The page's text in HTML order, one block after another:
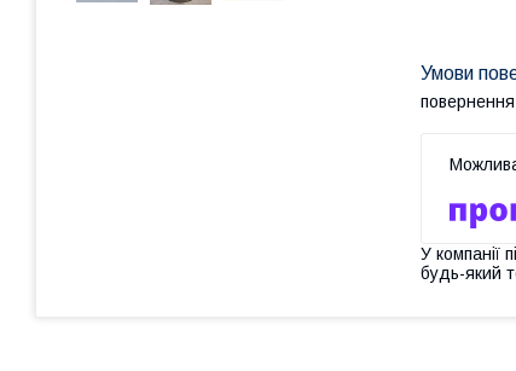
У компанії
будь-який